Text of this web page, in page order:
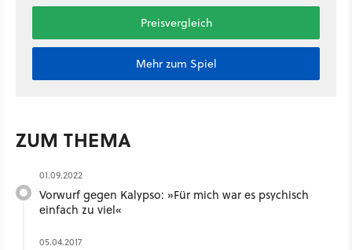
Preisvergleich
Mehr zum Spiel
ZUM THEMA
01.09.2022
Vorwurf gegen Kalypso: »Für mich war es psychisch
einfach zu viel«
05.04.2017